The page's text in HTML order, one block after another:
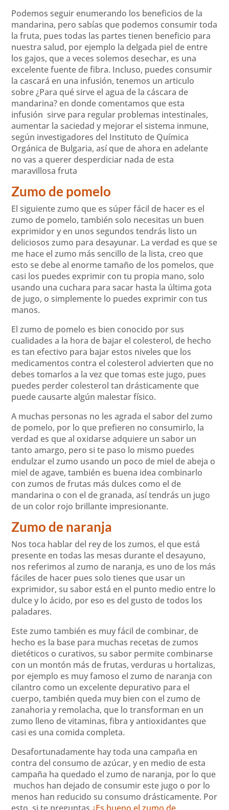
Podemos seguir enumerando los beneficios de la
mandarina, pero sabías que podemos consumir toda
la fruta, pues todas las partes tienen beneficio para
nuestra salud, por ejemplo la delgada piel de entre
los gajos, que a veces solemos desechar, es una
excelente fuente de fibra. Incluso, puedes consumir
la cascará en una infusión, tenemos un articulo
sobre ¿Para qué sirve el agua de la cáscara de
mandarina? en donde comentamos que esta
infusión sirve para regular problemas intestinales,
aumentar la saciedad y mejorar el sistema inmune,
según investigadores del Instituto de Química
Orgánica de Bulgaria, así que de ahora en adelante
no vas a querer desperdiciar nada de esta
maravillosa fruta
Zumo de pomelo
El siguiente zumo que es súper fácil de hacer es el
zumo de pomelo, también solo necesitas un buen
exprimidor y en unos segundos tendrás listo un
deliciosos zumo para desayunar. La verdad es que se
me hace el zumo más sencillo de la lista, creo que
esto se debe al enorme tamaño de los pomelos, que
casi los puedes exprimir con tu propia mano, solo
usando una cuchara para sacar hasta la última gota
de jugo, o simplemente lo puedes exprimir con tus
manos.
El zumo de pomelo es bien conocido por sus
cualidades a la hora de bajar el colesterol, de hecho
es tan efectivo para bajar estos niveles que los
medicamentos contra el colesterol advierten que no
debes tomarlos a la vez que tomas este jugo, pues
puedes perder colesterol tan drásticamente que
puede causarte algún malestar físico.
A muchas personas no les agrada el sabor del zumo
de pomelo, por lo que prefieren no consumirlo, la
verdad es que al oxidarse adquiere un sabor un
tanto amargo, pero si te paso lo mismo puedes
endulzar el zumo usando un poco de miel de abeja o
miel de agave, también es buena idea combinarlo
con zumos de frutas más dulces como el de
mandarina o con el de granada, así tendrás un jugo
de un color rojo brillante impresionante.
Zumo de naranja
Nos toca hablar del rey de los zumos, el que está
presente en todas las mesas durante el desayuno,
nos referimos al zumo de naranja, es uno de los más
fáciles de hacer pues solo tienes que usar un
exprimidor, su sabor está en el punto medio entre lo
dulce y lo ácido, por eso es del gusto de todos los
paladares.
Este zumo también es muy fácil de combinar, de
hecho es la base para muchas recetas de zumos
dietéticos o curativos, su sabor permite combinarse
con un montón más de frutas, verduras u hortalizas,
por ejemplo es muy famoso el zumo de naranja con
cilantro como un excelente depurativo para el
cuerpo, también queda muy bien con el zumo de
zanahoria y remolacha, que lo transforman en un
zumo lleno de vitaminas, fibra y antioxidantes que
casi es una comida completa.
Desafortunadamente hay toda una campaña en
contra del consumo de azúcar, y en medio de esta
campaña ha quedado el zumo de naranja, por lo que
muchos han dejado de consumir este jugo o por lo
menos han reducido su consumo drásticamente. Por
esto, si te preguntas ¿Es bueno el zumo de